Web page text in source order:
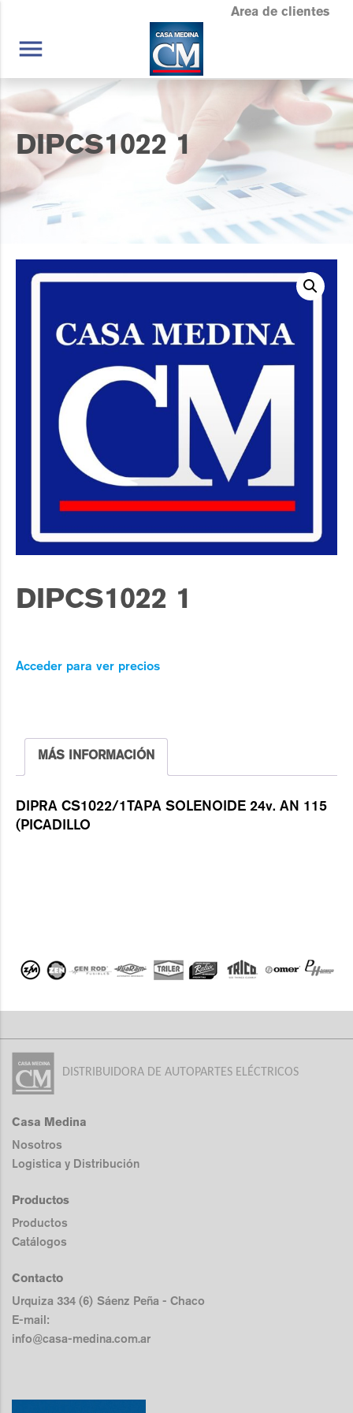
Area de clientes
menu
DIPCS1022 1
DIPCS1022 1
Acceder para ver precios
MÁS INFORMACIÓN
DIPRA CS1022/1TAPA SOLENOIDE 24v. AN 115
(PICADILLO
DISTRIBUIDORA DE AUTOPARTES ELÉCTRICOS
Casa Medina
Nosotros
Logistica y Distribución
Productos
Productos
Catálogos
Contacto
Urquiza 334 (6) Sáenz Peña - Chaco
E-mail:
info@casa-medina.com.ar